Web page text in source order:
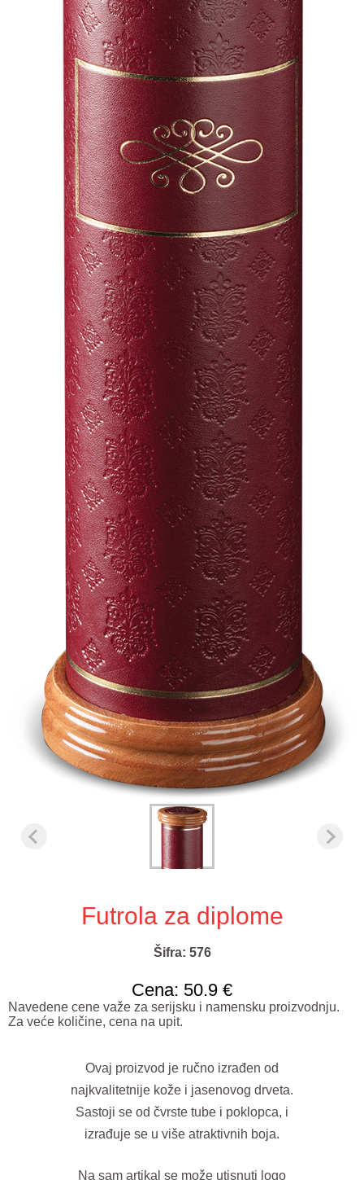
Futrola za diplome
Šifra: 576
Cena: 50.9 €
Navedene cene važe za serijsku i namensku proizvodnju.
Za veće količine, cena na upit.
Ovaj proizvod je ručno izrađen od
najkvalitetnije kože i jasenovog drveta.
Sastoji se od čvrste tube i poklopca, i
izrađuje se u više atraktivnih boja.
Na sam artikal se može utisnuti logo